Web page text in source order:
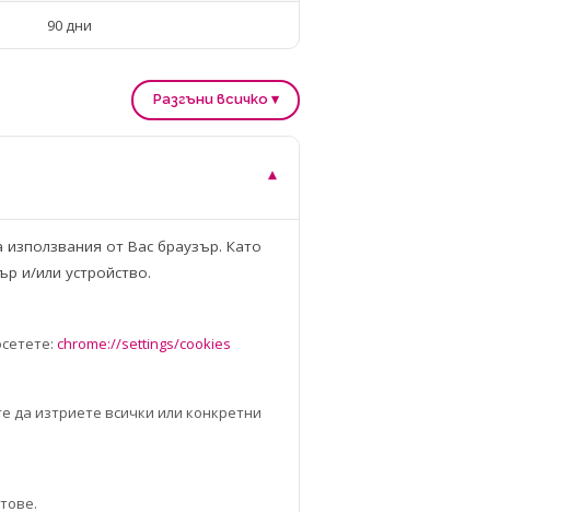
90 дни
Разгъни всичко ▾
▾
използвания от Вас браузър. Като
и/или устройство.
chrome://settings/cookies
да изтриете всички или конкретни